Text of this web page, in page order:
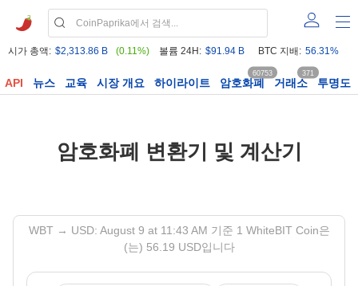
시가 총액: $2,313.86 B (0.11%) 볼륨 24H: $91.94 B BTC 지배: 56.31%
API 뉴스 교육 시장 개요 하이라이트 암호화폐
60753
거래소
371
투명도
암호화폐 변환기 및 계산기
WBT → USD: August 9 at 11:43 AM 기준 1 WhiteBIT Coin은
(는) 56.19 USD입니다